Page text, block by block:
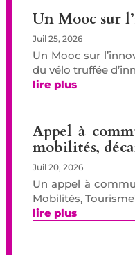
Un Mooc sur
Juil 25, 2026
Un Mooc sur
du vélo truffée
lire plus
Appel à
mobilités,
Juil 20, 2026
Un appel à
Mobilités,
lire plus